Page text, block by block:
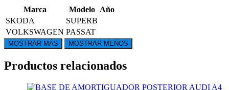
Marca Modelo Año
SKODA
SUPERB
VOLKSWAGEN PASSAT
Productos relacionados